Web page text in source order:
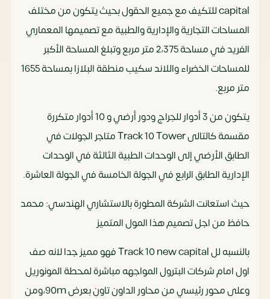
capital للتكيف مع جميع الحقول بحيث يتكون من مختلف
المساحات التجارية والإدارية والطبية مع تصميمها المعماري
الفريد في مساحة 2،375 متر مربع وتبلغ المساحة الأكبر
للمساحات الخضراء واللاند سكيب منطقة البلازا بمساحة 1655
متر مربع.
يتكون من 3 أدوار للجراج ودور أرضي و 10 أدوار متكررة
مقسمة كالتالى Track 10 Tower متاجر الجولات في
الطابق الأرضي إلى الوحدات الطبية الثالثة في الوحدات
الإدارية الطابق الرابع في الجولة الخامسة في الجولة العاشرة.
حيث استعانت الشركة المطورة بالاستشاري الهندسي: محمد
حافظ من اجل تصميم هذا المول المتميز
بالنسبه لل Track 10 new capital فهو مميز جدا لانه صف
اول امام شركات البترول المواجهه مباشرة لمحطة المونوريل
وعلى محور رئيسي من محاور الداون تاون بعرض 90m،ومن